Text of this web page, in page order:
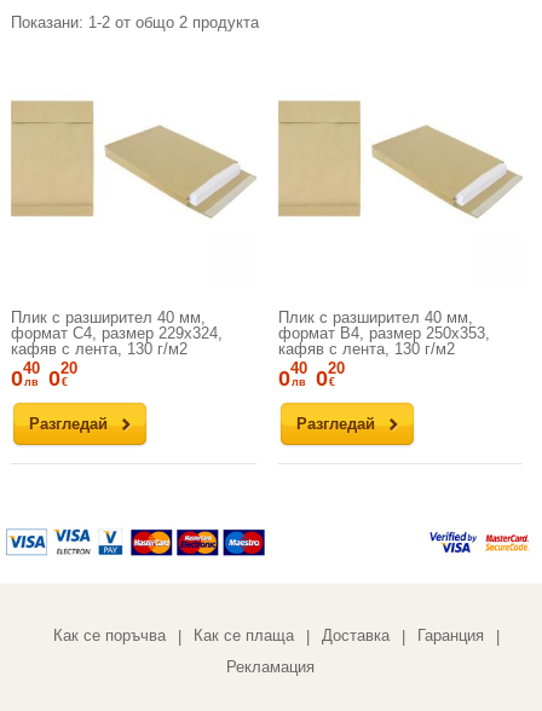
Показани: 1-2от общо 2продукта
Плик с разширител 40 мм,
формат C4, размер 229х324,
кафяв с лента, 130 г/м2
Разгледай
040
лв 020
€
Плик с разширител 40 мм,
формат B4, размер 250х353,
кафяв с лента, 130 г/м2
Разгледай
040
лв 020
€
Как се поръчва Как се плаща Доставка Гаранция
Рекламация